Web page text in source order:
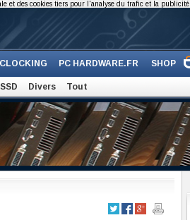
PC HARDWARE.FR SHOP
SSD Divers Tout
et des cookies tiers pour l'analyse du trafic et la publicité